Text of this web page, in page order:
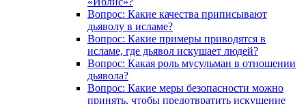
Вопрос: Какие качества приписывают
дьяволу в исламе?
Вопрос: Какие примеры приводятся в
исламе, где дьявол искушает людей?
Вопрос: Какая роль мусульман в отношении
дьявола?
Вопрос: Какие меры безопасности можно
принять, чтобы предотвратить искушение